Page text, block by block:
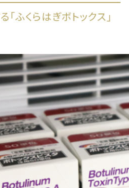
ふくらはぎボトックス」